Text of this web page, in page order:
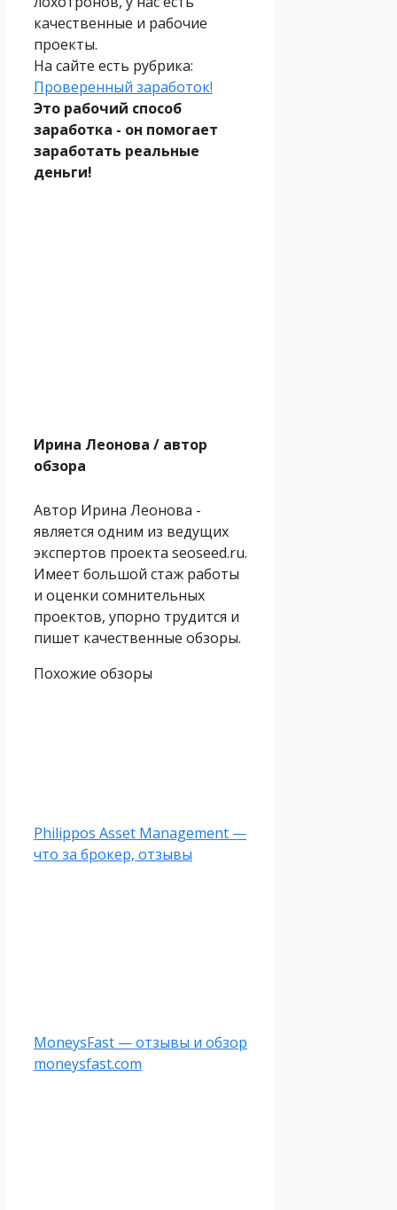
качественные и рабочие
проекты.
На сайте есть рубрика:
Проверенный заработок!
Это рабочий способ
заработка - он помогает
заработать реальные
деньги!
Ирина Леонова / автор
обзора
Автор Ирина Леонова -
является одним из ведущих
экспертов проекта seoseed.ru.
Имеет большой стаж работы
и оценки сомнительных
проектов, упорно трудится и
пишет качественные обзоры.
Похожие обзоры
Philippos Asset Management —
что за брокер, отзывы
MoneysFast — отзывы и обзор
moneysfast.com